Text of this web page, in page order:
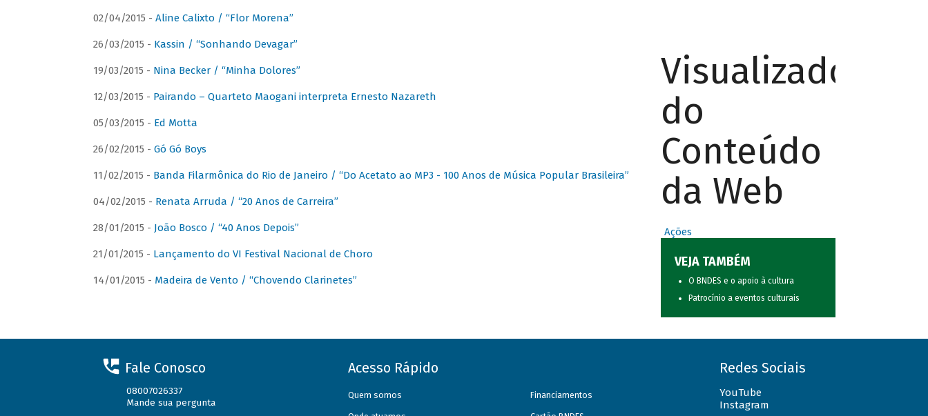
02/04/2015 - Aline Calixto / “Flor Morena”
26/03/2015 - Kassin / “Sonhando Devagar”
19/03/2015 - Nina Becker / “Minha Dolores”
12/03/2015 - Pairando – Quarteto Maogani interpreta Ernesto Nazareth
05/03/2015 - Ed Motta
26/02/2015 - Gó Gó Boys
11/02/2015 - Banda Filarmônica do Rio de Janeiro / “Do Acetato ao MP3 - 100 Anos de Música Popular Brasileira”
04/02/2015 - Renata Arruda / “20 Anos de Carreira”
28/01/2015 - João Bosco / “40 Anos Depois”
21/01/2015 - Lançamento do VI Festival Nacional de Choro
14/01/2015 - Madeira de Vento / “Chovendo Clarinetes”
Visualizador
do
Conteúdo
da Web
Ações
VEJA TAMBÉM
O BNDES e o apoio à cultura
Patrocínio a eventos culturais
Fale Conosco
08007026337
Mande sua pergunta
Acesso Rápido
Quem somos Financiamentos
Redes Sociais
YouTube
Instagram